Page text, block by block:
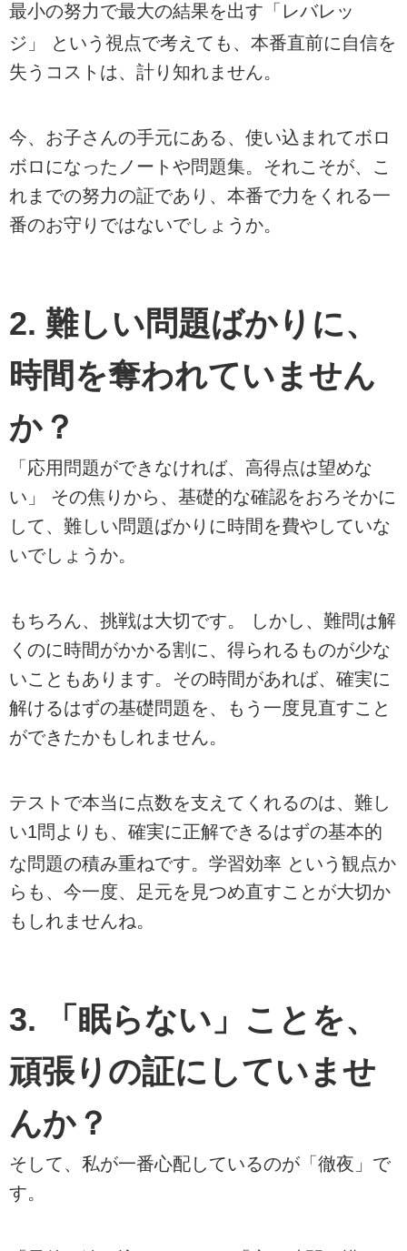
最小の努力で最大の結果を出す「レバレッ
ジ」
という視点で考えても、本番直前に自信を
失うコストは、計り知れません。
今、お子さんの手元にある、使い込まれてボロ
ボロになったノートや問題集。それこそが、こ
れまでの努力の証であり、本番で力をくれる一
番のお守りではないでしょうか。
2. 難しい問題ばかりに、
時間を奪われていません
か？
「応用問題ができなければ、高得点は望めな
い」 その焦りから、基礎的な確認をおろそかに
して、難しい問題ばかりに時間を費やしていな
いでしょうか。
もちろん、挑戦は大切です。 しかし、難問は解
くのに時間がかかる割に、得られるものが少な
いこともあります。その時間があれば、確実に
解けるはずの基礎問題を、もう一度見直すこと
ができたかもしれません。
テストで本当に点数を支えてくれるのは、難し
い1問よりも、確実に正解できるはずの基本的
な問題の積み重ねです。学習効率 という観点か
らも、今一度、足元を見つめ直すことが大切か
もしれませんね。
3. 「眠らない」ことを、
頑張りの証にしていませ
んか？
そして、私が一番心配しているのが「徹夜」で
す。